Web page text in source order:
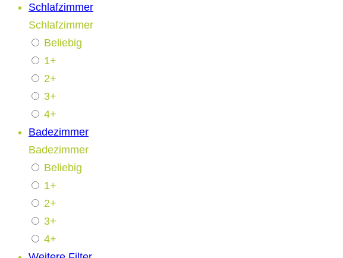
Schlafzimmer
Schlafzimmer
Beliebig
1+
2+
3+
4+
Badezimmer
Badezimmer
Beliebig
1+
2+
3+
4+